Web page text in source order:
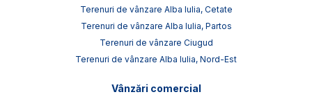
Terenuri de vânzare Alba Iulia, Cetate
Terenuri de vânzare Alba Iulia, Partos
Terenuri de vânzare Ciugud
Terenuri de vânzare Alba Iulia, Nord-Est
Vânzări comercial